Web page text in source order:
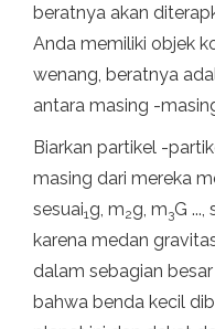
beratnya akan
Anda memiliki objek
wenang, beratnya
antara masing -
Biarkan partikel -
masing dari mereka
sesuai1g, m2g, m3G
karena medan
dalam sebagian
bahwa benda kecil